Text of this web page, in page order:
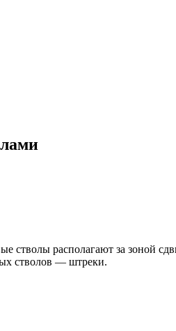
стволы располагают за зоной
стволов — штреки.